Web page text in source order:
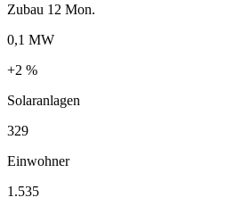
Zubau 12 Mon.
0,1 MW
+2 %
Solaranlagen
329
Einwohner
1.535